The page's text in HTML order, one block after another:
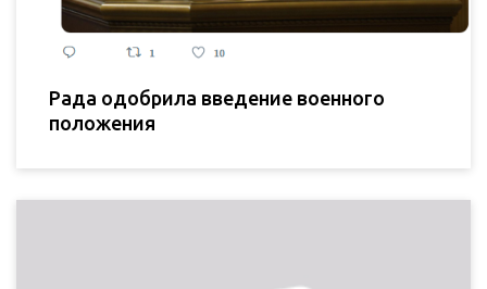
Рада одобрила введение военного
положения